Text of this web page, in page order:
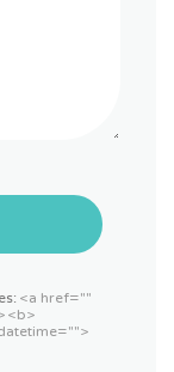
<a href=""
<b>